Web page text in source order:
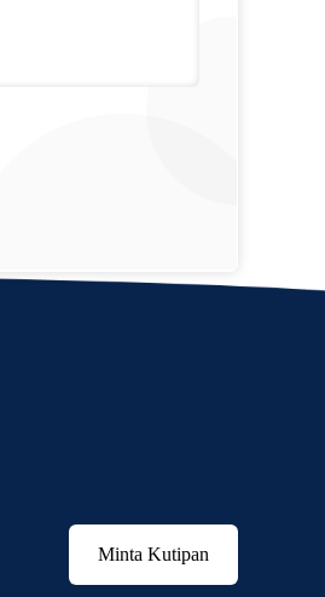
Minta Kutipan